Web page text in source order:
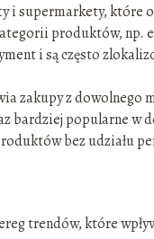
i supermarkety, które
produktów, np.
i są często
zakupy z dowolnego
bardziej popularne w
bez udziału
trendów, które